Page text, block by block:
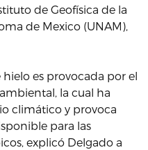
de Geofísica de la
de Mexico (UNAM),
es provocada por el
la cual ha
climático y provoca
para las
explicó Delgado a